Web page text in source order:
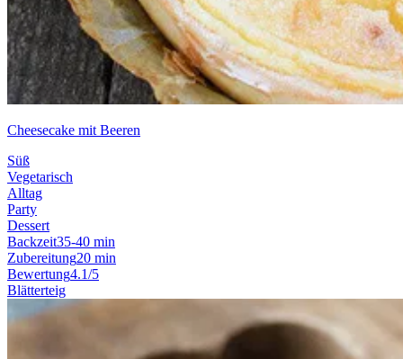
Cheesecake mit Beeren
Süß
Vegetarisch
Alltag
Party
Dessert
Backzeit35-40 min
Zubereitung20 min
Bewertung4.1/5
Blätterteig